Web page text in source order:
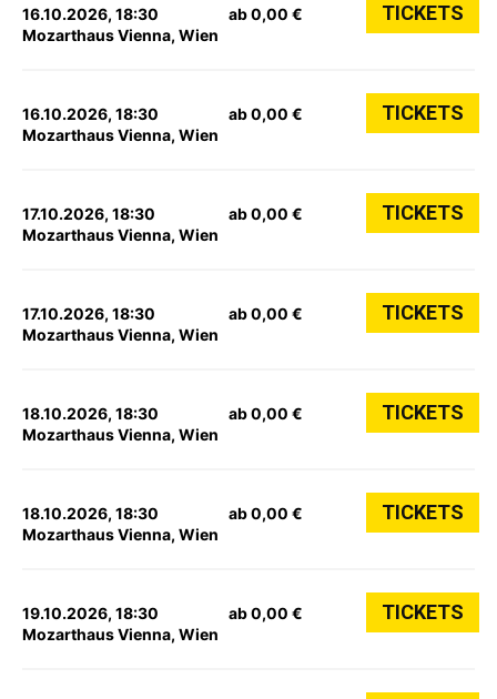
16.10.2026, 18:30
Mozarthaus Vienna, Wien
ab 0,00 € TICKETS
16.10.2026, 18:30
Mozarthaus Vienna, Wien
ab 0,00 € TICKETS
17.10.2026, 18:30
Mozarthaus Vienna, Wien
ab 0,00 € TICKETS
17.10.2026, 18:30
Mozarthaus Vienna, Wien
ab 0,00 € TICKETS
18.10.2026, 18:30
Mozarthaus Vienna, Wien
ab 0,00 € TICKETS
18.10.2026, 18:30
Mozarthaus Vienna, Wien
ab 0,00 € TICKETS
19.10.2026, 18:30
Mozarthaus Vienna, Wien
ab 0,00 € TICKETS